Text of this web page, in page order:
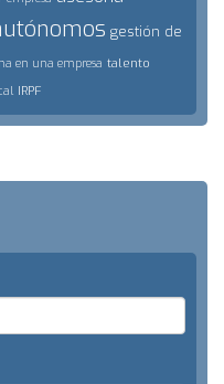
gestión de
en una empresa talento
IRPF